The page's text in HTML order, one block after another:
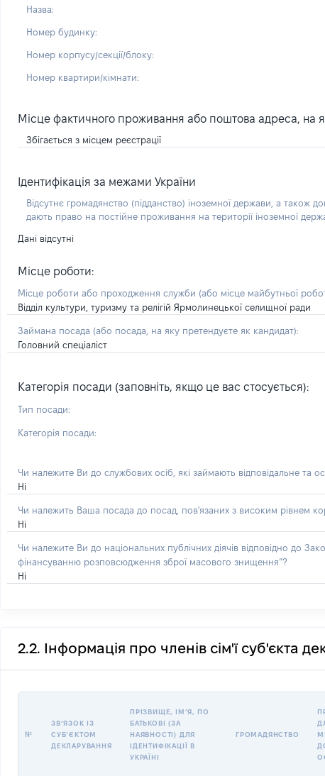
Назва:
Номер будинку:
Номер корпусу/секції/блоку:
Номер квартири/кімнати:
Місце фактичного проживання або поштова адреса, на
Збігається з місцем реєстрації
Ідентифікація за межами України
Відсутнє громадянство (підданство) іноземної держави, а також
дають право на постійне проживання на території іноземної
Дані відсутні
Місце роботи:
Місце роботи або проходження служби (або місце майбутньої
Відділ культури, туризму та релігій Ярмолинецької селищної ради
Займана посада (або посада, на яку претендуєте як кандидат):
Головний спеціаліст
Категорія посади (заповніть, якщо це вас стосується):
Тип посади:
Категорія посади:
Чи належите Ви до службових осіб, які займають відповідальне та
Ні
Чи належить Ваша посада до посад, пов'язаних з високим рівнем
Ні
Чи належите Ви до національних публічних діячів відповідно до
фінансуванню розповсюдження зброї масового знищення”?
Ні
2.2. Інформація про членів сім'ї суб'єкта
№
ЗВʼЯЗОК ІЗ
СУБʼЄКТОМ
ДЕКЛАРУВАННЯ
ПРІЗВИЩЕ, ІМʼЯ, ПО
БАТЬКОВІ (ЗА
НАЯВНОСТІ) ДЛЯ
ІДЕНТИФІКАЦІЇ В
УКРАЇНІ
ГРОМАДЯНСТВО